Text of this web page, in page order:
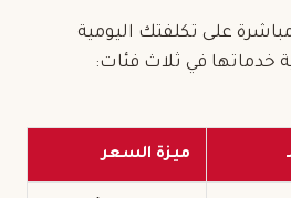
مباشرة على تكلفتك اليومية
خدماتها في ثلاث فئات:
ميزة السعر